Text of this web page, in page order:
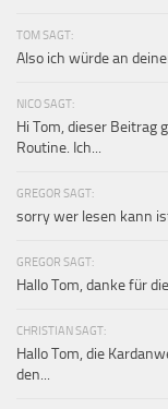
TOM SAGT:
Also ich würde an
NICO SAGT:
Hi Tom, dieser Beitrag
Routine. Ich...
GREGOR SAGT:
sorry wer lesen kann
GREGOR SAGT:
Hallo Tom, danke für
CHRISTIAN SAGT:
Hallo Tom, die
den...